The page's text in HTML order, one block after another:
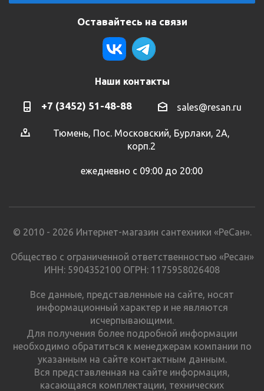
Оставайтесь на связи
Наши контакты
+7 (3452) 51-48-88 sales@resan.ru
Тюмень, Пос. Московский, Бурлаки, 2А,
корп.2
ежедневно с 09:00 до 20:00
© 2010 - 2026 Интернет-магазин сантехники «РеСан».
Общество с ограниченной ответственностью «Ресан»
ИНН: 5904352100 ОГРН: 1175958026408
Все данные, представленные на сайте, носят
информационный характер и не являются
исчерпывающими.
Для получения более подробной информации
необходимо обратиться к менеджерам компании по
указанным на сайте контактным данным.
Вся представленная на сайте информация,
касающаяся комплектации, технических